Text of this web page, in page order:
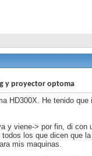
y proyector optoma
HD300X. He tenido
y viene-> por fin, di
los que dicen que
mis maquinas.